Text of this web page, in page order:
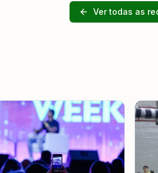
Ver todas as